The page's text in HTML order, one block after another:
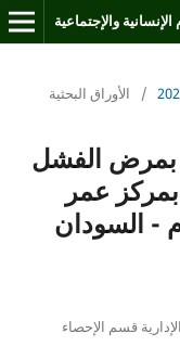
والإجتماعية
/ الأوراق البحثية
بمرض الفشل
عمر
قسم الإحصاء